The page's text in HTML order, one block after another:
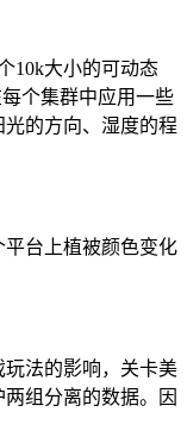
10k大小的可动态
个集群中应用一些
的方向、湿度的程
台上植被颜色变化
法的影响，关卡美
组分离的数据。因